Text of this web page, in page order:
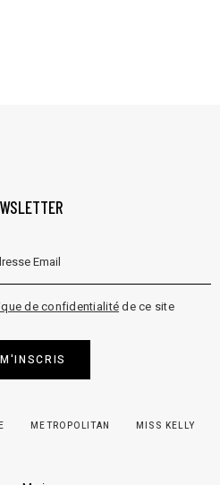
de confidentialitéde ce site
METROPOLITAN MISS KELLY